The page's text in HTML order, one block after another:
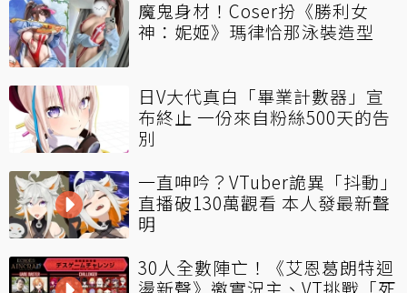
魔鬼身材！Coser扮《勝利女
神：妮姬》瑪律恰那泳裝造型
日V大代真白「畢業計數器」宣
布終止 一份來自粉絲500天的告
別
一直呻吟？VTuber詭異「抖動」
直播破130萬觀看 本人發最新聲
明
30人全數陣亡！《艾恩葛朗特迴
盪新聲》邀實況主、VT挑戰「死